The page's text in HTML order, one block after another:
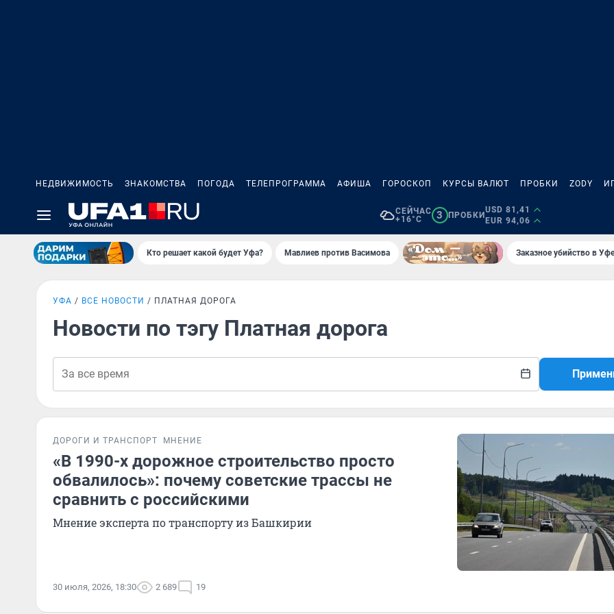
НЕДВИЖИМОСТЬ ЗНАКОМСТВА ПОГОДА ТЕЛЕПРОГРАММА АФИША ГОРОСКОП КУРСЫ ВАЛЮТ ПРОБКИ ZODY
СЕЙЧАС
+16°C
3 ПРОБКИ
USD 81,41
EUR 94,06
Кто решает какой будет Уфа? Мавлиев против Васимова Заказное убийство в
УФА ВСЕ НОВОСТИ ПЛАТНАЯ ДОРОГА
Новости по тэгу Платная дорога
ДОРОГИ И ТРАНСПОРТ МНЕНИЕ
«В 1990-х дорожное строительство просто
обвалилось»: почему советские трассы не
сравнить с российскими
Мнение эксперта по транспорту из Башкирии
30 июля, 2026, 18:30 2 689 19